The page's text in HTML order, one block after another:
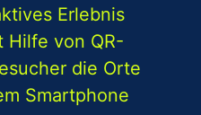
Erlebnis
Hilfe von QR-
die Orte
Smartphone